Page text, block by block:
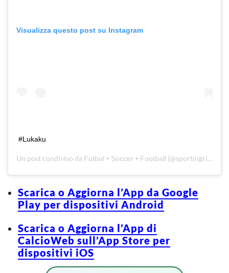
Visualizza questo post su Instagram
#Lukaku
Un post condiviso da Futbol • Soccer • Football (@sportingrivals1) in data:
Scarica o Aggiorna l’App da Google
Play per dispositivi Android
Scarica o Aggiorna l’App di
CalcioWeb sull’App Store per
dispositivi iOS